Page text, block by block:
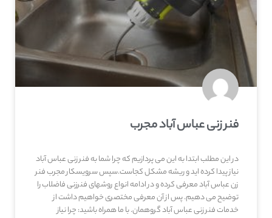
فنر زنی عباس آباد مجرب
در این مطلب ابتدا به این می پردازیم که چرا شما به فنر زنی عباس آباد
نیاز پیدا کرده اید و ریشه مشکل کجاست.سپس سرویسکار مجرب فنر
زن عباس آباد معرفی کرده و در ادامه انواع روشهای فنرزنی فاضلاب را
توضیح می دهیم. پس از آن معرفی مختصری خواهیم داشت از
خدمات فنر زنی عباس آباد گروهمان. با ما همراه باشید: چرا نیاز